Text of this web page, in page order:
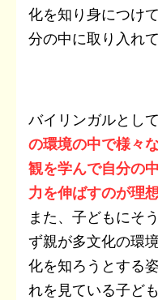
化を知り身につけ
分の中に取り入れ
バイリンガルとし
の環境の中で様々
観を学んで自分の
力を伸ばすのが理想
また、子どもにそ
ず親が多文化の環
化を知ろうとする
れを見ている子ど